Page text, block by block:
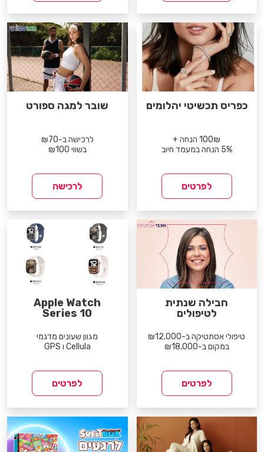
כפריס תכשיטי יהלומים
100₪ הנחה +
5% הנחה במעמד חיוב
לפרטים
שובר למגה ספורט
לרכישה ב-₪70
בשווי ₪100
לרכישה
חבילה שנתית
לטיפולים
טיפולי אסתטיקה ב-₪12,000
במקום ב-₪18,000
לפרטים
Apple Watch
Series 10
מגוון שעונים מדגמי
Cellula ו GPS
לפרטים